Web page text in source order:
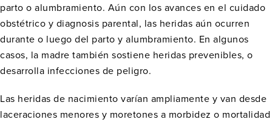
parto o alumbramiento. Aún con los avances en el cuidado
obstétrico y diagnosis parental, las heridas aún ocurren
durante o luego del parto y alumbramiento. En algunos
casos, la madre también sostiene heridas prevenibles, o
desarrolla infecciones de peligro.
Las heridas de nacimiento varían ampliamente y van desde
laceraciones menores y moretones a morbidez o mortalidad